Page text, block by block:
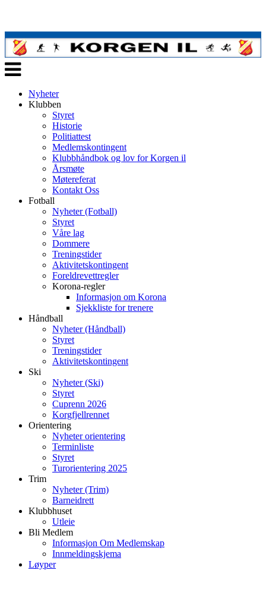
Veksle
navigasjon
Nyheter
Klubben
Styret
Historie
Politiattest
Medlemskontingent
Klubbhåndbok og lov for Korgen il
Årsmøte
Møtereferat
Kontakt Oss
Fotball
Nyheter (Fotball)
Styret
Våre lag
Dommere
Treningstider
Aktivitetskontingent
Foreldrevettregler
Korona-regler
Informasjon om Korona
Sjekkliste for trenere
Håndball
Nyheter (Håndball)
Styret
Treningstider
Aktivitetskontingent
Ski
Nyheter (Ski)
Styret
Cuprenn 2026
Korgfjellrennet
Orientering
Nyheter orientering
Terminliste
Styret
Turorientering 2025
Trim
Nyheter (Trim)
Barneidrett
Klubbhuset
Utleie
Bli Medlem
Informasjon Om Medlemskap
Innmeldingskjema
Løyper